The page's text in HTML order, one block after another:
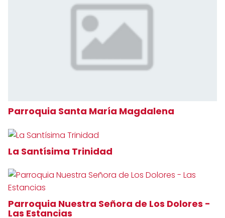
Parroquia Santa María Magdalena
La Santísima Trinidad
Parroquia Nuestra Señora de Los Dolores -
Las Estancias